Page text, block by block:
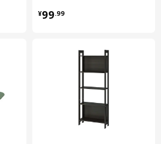
4.3 公升
¥99.99
¥ 99.99